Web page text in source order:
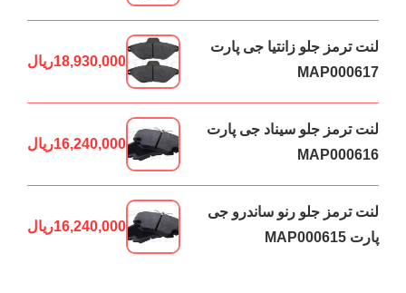
لنت ترمز جلو زانتیا جی پارت
MAP000617
18,930,000ریال
لنت ترمز جلو سیناد جی پارت
MAP000616
16,240,000ریال
لنت ترمز جلو رنو ساندرو جی
پارت MAP000615
16,240,000ریال